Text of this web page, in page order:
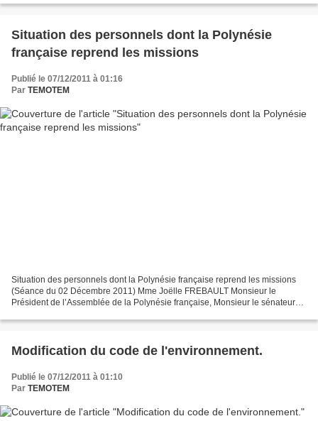
Situation des personnels dont la Polynésie
française reprend les missions
Publié le 07/12/2011 à 01:16
Par TEMOTEM
Situation des personnels dont la Polynésie française reprend les missions
(Séance du 02 Décembre 2011) Mme Joëlle FREBAULT Monsieur le
Président de l’Assemblée de la Polynésie française, Monsieur le sénateur
Modification du code de l'environnement.
Publié le 07/12/2011 à 01:10
Par TEMOTEM